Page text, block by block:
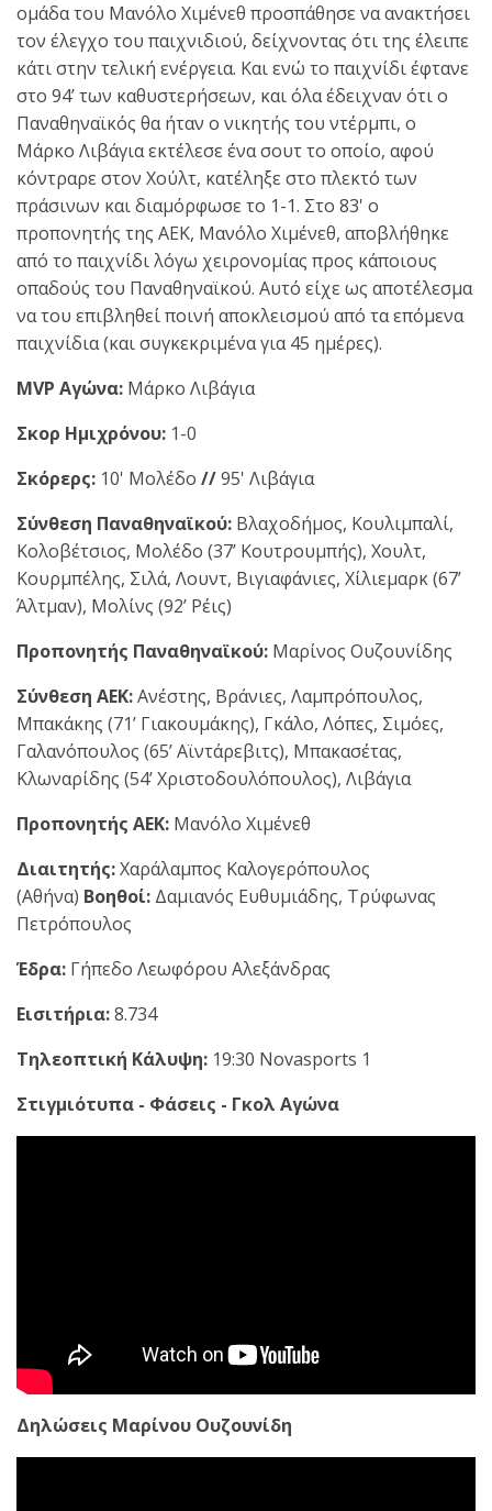
ομάδα του Μανόλο Χιμένεθ προσπάθησε να ανακτήσει
τον έλεγχο του παιχνιδιού, δείχνοντας ότι της έλειπε
κάτι στην τελική ενέργεια. Και ενώ το παιχνίδι έφτανε
στο 94’ των καθυστερήσεων, και όλα έδειχναν ότι ο
Παναθηναϊκός θα ήταν ο νικητής του ντέρμπι, ο
Μάρκο Λιβάγια εκτέλεσε ένα σουτ το οποίο, αφού
κόντραρε στον Χούλτ, κατέληξε στο πλεκτό των
πράσινων και διαμόρφωσε το 1-1. Στο 83' ο
προπονητής της ΑΕΚ, Μανόλο Χιμένεθ, αποβλήθηκε
από το παιχνίδι λόγω χειρονομίας προς κάποιους
οπαδούς του Παναθηναϊκού. Αυτό είχε ως αποτέλεσμα
να του επιβληθεί ποινή αποκλεισμού από τα επόμενα
παιχνίδια (και συγκεκριμένα για 45 ημέρες).
MVP Αγώνα: Μάρκο Λιβάγια
Σκορ Ημιχρόνου: 1-0
Σκόρερς: 10' Μολέδο //95' Λιβάγια
Σύνθεση Παναθηναϊκού: Βλαχοδήμος, Κουλιμπαλί,
Κολοβέτσιος, Μολέδο (37’ Κουτρουμπής), Χουλτ,
Κουρμπέλης, Σιλά, Λουντ, Βιγιαφάνιες, Χίλιεμαρκ (67’
Άλτμαν), Μολίνς (92’ Ρέις)
Προπονητής Παναθηναϊκού: Μαρίνος Ουζουνίδης
Σύνθεση ΑΕΚ:Ανέστης, Βράνιες, Λαμπρόπουλος,
Μπακάκης (71’ Γιακουμάκης), Γκάλο, Λόπες, Σιμόες,
Γαλανόπουλος (65’ Αϊντάρεβιτς), Μπακασέτας,
Κλωναρίδης (54’ Χριστοδουλόπουλος), Λιβάγια
Προπονητής ΑΕΚ: Μανόλο Χιμένεθ
Διαιτητής:Χαράλαμπος Καλογερόπουλος
(Αθήνα) Βοηθοί: Δαμιανός Ευθυμιάδης, Τρύφωνας
Πετρόπουλος
Έδρα: Γήπεδο Λεωφόρου Αλεξάνδρας
Εισιτήρια:8.734
Τηλεοπτική Κάλυψη: 19:30 Novasports 1
Στιγμιότυπα - Φάσεις - Γκολ Αγώνα
Δηλώσεις Μαρίνου Ουζουνίδη